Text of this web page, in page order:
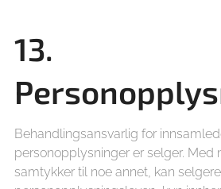
13.
Behandlingsansvarlig for
personopplysninger er selger. Med
samtykker til noe annet, kan